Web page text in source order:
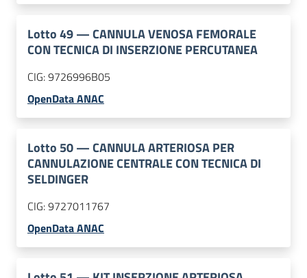
Lotto49—CANNULA VENOSA FEMORALE
CON TECNICA DI INSERZIONE PERCUTANEA
CIG:9726996B05
OpenData ANAC
Lotto 50—CANNULA ARTERIOSA PER
CANNULAZIONE CENTRALE CON TECNICA DI
SELDINGER
CIG:9727011767
OpenData ANAC